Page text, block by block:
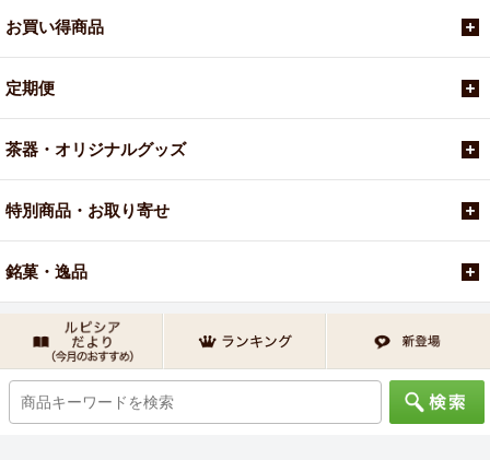
お買い得商品
定期便
茶器・オリジナルグッズ
特別商品・お取り寄せ
銘菓・逸品